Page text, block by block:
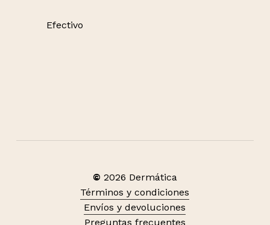
Efectivo
© 2026 Dermática
Términos y condiciones
Envíos y devoluciones
Preguntas frecuentes